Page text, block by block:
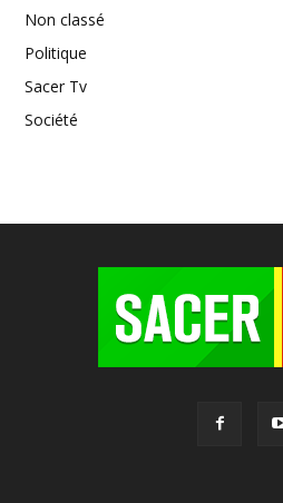
Non classé
Politique
Sacer Tv
Société